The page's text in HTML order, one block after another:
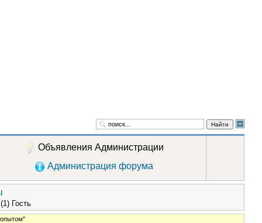
Найти
Объявления Администрации
Администрация форума
(1) Гость